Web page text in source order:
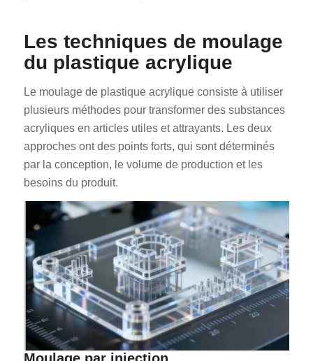
Les techniques de moulage
du plastique acrylique
Le moulage de plastique acrylique consiste à utiliser
plusieurs méthodes pour transformer des substances
acryliques en articles utiles et attrayants. Les deux
approches ont des points forts, qui sont déterminés
par la conception, le volume de production et les
besoins du produit.